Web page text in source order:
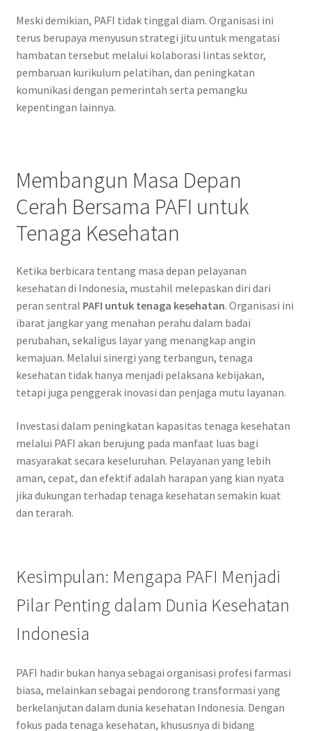
Meski demikian, PAFI tidak tinggal diam. Organisasi ini
terus berupaya menyusun strategi jitu untuk mengatasi
hambatan tersebut melalui kolaborasi lintas sektor,
pembaruan kurikulum pelatihan, dan peningkatan
komunikasi dengan pemerintah serta pemangku
kepentingan lainnya.
Membangun Masa Depan
Cerah Bersama PAFI untuk
Tenaga Kesehatan
Ketika berbicara tentang masa depan pelayanan
kesehatan di Indonesia, mustahil melepaskan diri dari
peran sentral PAFI untuk tenaga kesehatan. Organisasi ini
ibarat jangkar yang menahan perahu dalam badai
perubahan, sekaligus layar yang menangkap angin
kemajuan. Melalui sinergi yang terbangun, tenaga
kesehatan tidak hanya menjadi pelaksana kebijakan,
tetapi juga penggerak inovasi dan penjaga mutu layanan.
Investasi dalam peningkatan kapasitas tenaga kesehatan
melalui PAFI akan berujung pada manfaat luas bagi
masyarakat secara keseluruhan. Pelayanan yang lebih
aman, cepat, dan efektif adalah harapan yang kian nyata
jika dukungan terhadap tenaga kesehatan semakin kuat
dan terarah.
Kesimpulan: Mengapa PAFI Menjadi
Pilar Penting dalam Dunia Kesehatan
Indonesia
PAFI hadir bukan hanya sebagai organisasi profesi farmasi
biasa, melainkan sebagai pendorong transformasi yang
berkelanjutan dalam dunia kesehatan Indonesia. Dengan
fokus pada tenaga kesehatan, khususnya di bidang